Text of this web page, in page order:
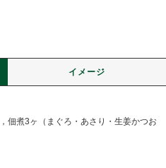
イメージ
佃煮3ヶ（まぐろ・あさり・生姜かつお